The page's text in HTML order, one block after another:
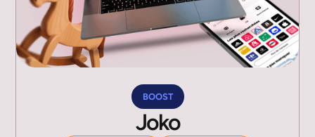
BOOST
Joko